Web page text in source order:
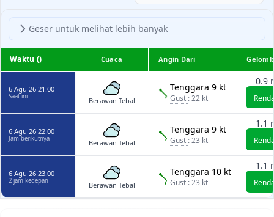
Geser untuk melihat lebih banyak
Waktu () Cuaca Angin Dari
6 Agu 26 21.00
Saat ini Berawan Tebal
Tenggara 9 kt
Gust : 22 kt
0.9
6 Agu 26 22.00
Jam berikutnya Berawan Tebal
Tenggara 9 kt
Gust : 23 kt
1.1
6 Agu 26 23.00
2 jam kedepan Berawan Tebal
Tenggara 10 kt
Gust : 23 kt
1.1